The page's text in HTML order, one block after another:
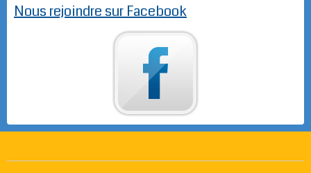
Nous rejoindre sur Facebook